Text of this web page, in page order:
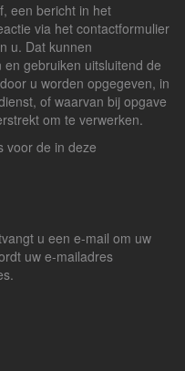
een bericht in het
via het contactformulier
u. Dat kunnen
gebruiken uitsluitend de
u worden opgegeven, in
of waarvan bij opgave
om te verwerken.
voor de in deze
u een e-mail om uw
uw e-mailadres